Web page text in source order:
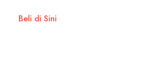
Beli di Sini